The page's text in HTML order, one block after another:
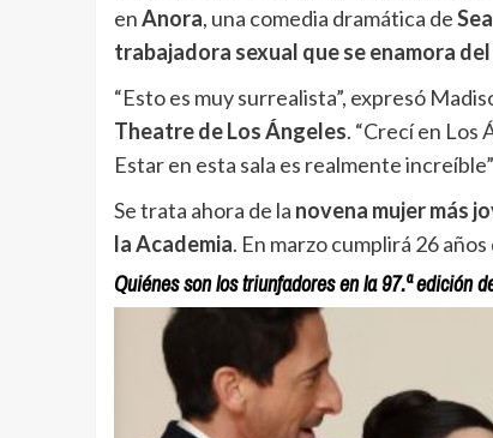
enAnora, una comedia dramática de
trabajadora sexual que se enamora
“Esto es muy surrealista”, expresó
Theatre de Los Ángeles. “Crecí en Los
Estar en esta sala es realmente
Se trata ahora de la novena mujer más
la Academia. En marzo cumplirá 26 años
Quiénes son los triunfadores en la 97.ª edición